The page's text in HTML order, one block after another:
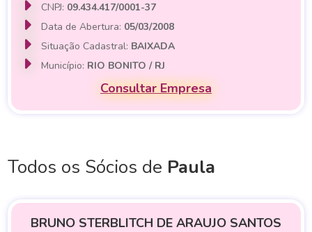
CNPJ: 09.434.417/0001-37
Data de Abertura: 05/03/2008
Situação Cadastral: BAIXADA
Município: RIO BONITO / RJ
Consultar Empresa
Todos os Sócios de Paula
BRUNO STERBLITCH DE ARAUJO SANTOS